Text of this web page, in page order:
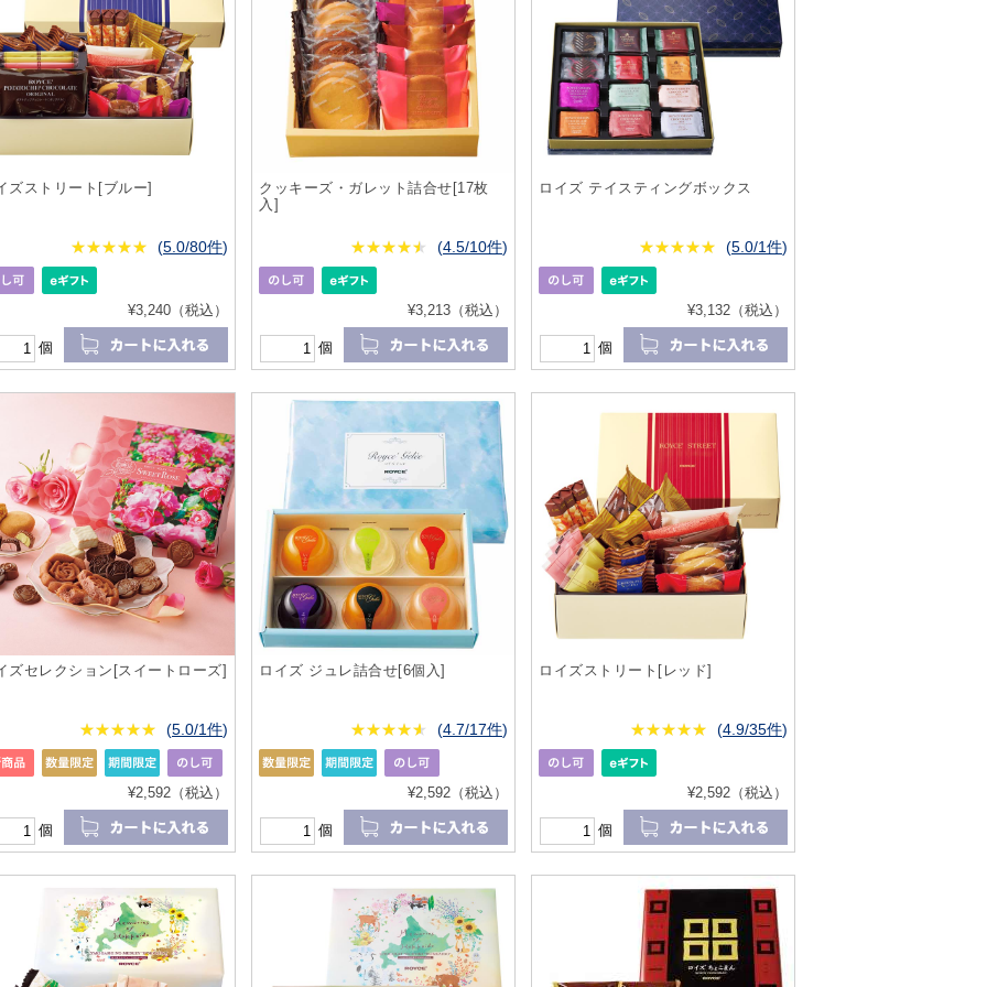
ズストリート[ブルー]
★★★★★
★★★★★ (5.0/80件)
¥3,240（税込）
個
クッキーズ・ガレット詰合せ[17枚
入]
★★★★★
★★★★★ (4.5/10件)
¥3,213（税込）
個
ロイズ テイスティングボックス
★★★★★
★★★★★ (5.0/1件)
¥3,132（税込）
個
ズセレクション[スイートローズ]
★★★★★
★★★★★ (5.0/1件)
¥2,592（税込）
個
ロイズ ジュレ詰合せ[6個入]
★★★★★
★★★★★ (4.7/17件)
¥2,592（税込）
個
ロイズストリート[レッド]
★★★★★
★★★★★ (4.9/35件)
¥2,592（税込）
個